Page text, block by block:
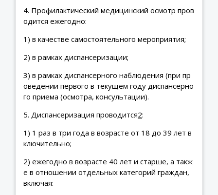
4. Профилактический медицинский осмотр пров
одится ежегодно:
1) в качестве самостоятельного мероприятия;
2) в рамках диспансеризации;
3) в рамках диспансерного наблюдения (при пр
оведении первого в текущем году диспансерно
го приема (осмотра, консультации).
5. Диспансеризация проводится2:
1) 1 раз в три года в возрасте от 18 до 39 лет в
ключительно;
2) ежегодно в возрасте 40 лет и старше, а такж
е в отношении отдельных категорий граждан,
включая: